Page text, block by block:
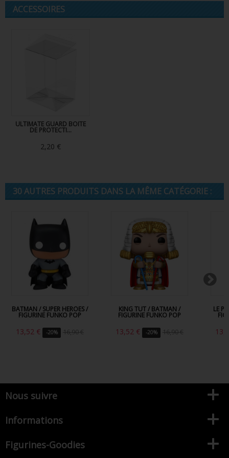
ACCESSOIRES
ULTIMATE GUARD BOITE
DE PROTECTI...
2,20 €
30 AUTRES PRODUITS DANS LA MÊME CATÉGORIE :
BATMAN / SUPER HEROES /
FIGURINE FUNKO POP
13,52 € -20% 16,90 €
KING TUT / BATMAN /
FIGURINE FUNKO POP
13,52 € -20% 16,90 €
LE
Nous suivre
Informations
Figurines-Goodies